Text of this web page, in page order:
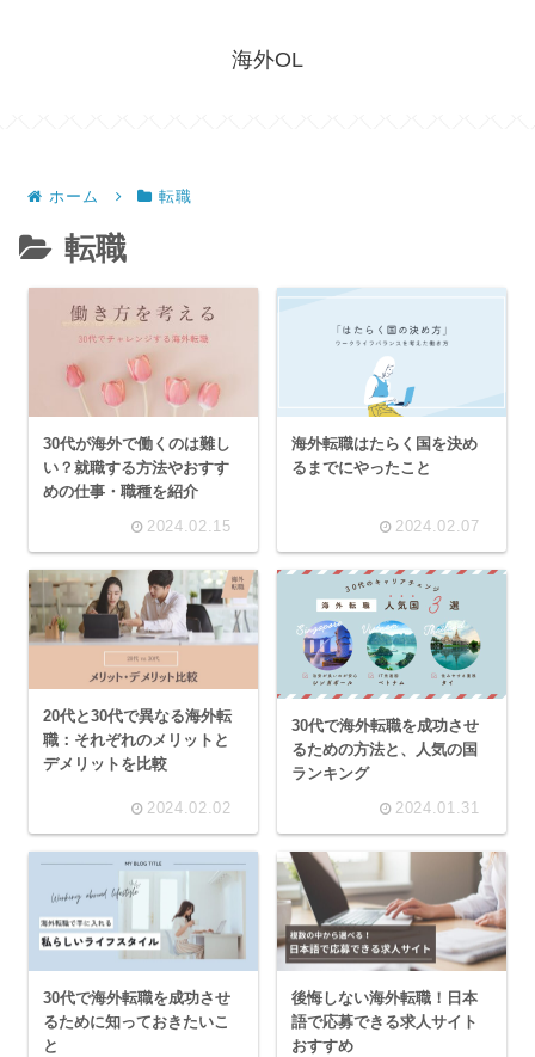
海外OL
ホーム 転職
転職
30代が海外で働くのは難し
い？就職する方法やおすす
めの仕事・職種を紹介
2024.02.15
海外転職はたらく国を決め
るまでにやったこと
2024.02.07
20代と30代で異なる海外転
職：それぞれのメリットと
デメリットを比較
2024.02.02
30代で海外転職を成功させ
るための方法と、人気の国
ランキング
2024.01.31
30代で海外転職を成功させ
るために知っておきたいこ
と
後悔しない海外転職！日本
語で応募できる求人サイト
おすすめ